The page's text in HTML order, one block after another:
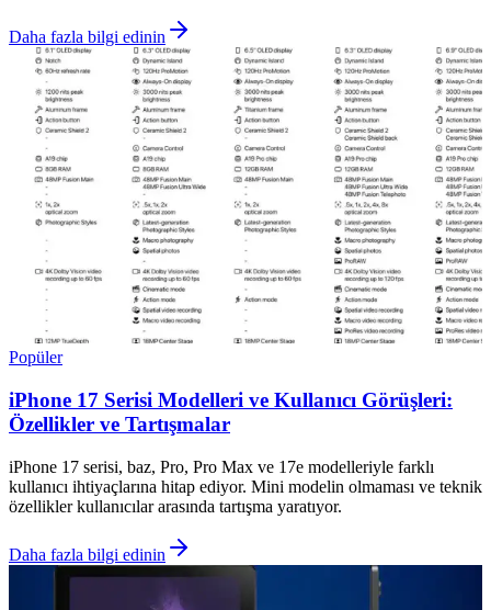
Daha fazla bilgi edinin
Popüler
iPhone 17 Serisi Modelleri ve Kullanıcı Görüşleri:
Özellikler ve Tartışmalar
iPhone 17 serisi, baz, Pro, Pro Max ve 17e modelleriyle farklı
kullanıcı ihtiyaçlarına hitap ediyor. Mini modelin olmaması ve teknik
özellikler kullanıcılar arasında tartışma yaratıyor.
Daha fazla bilgi edinin